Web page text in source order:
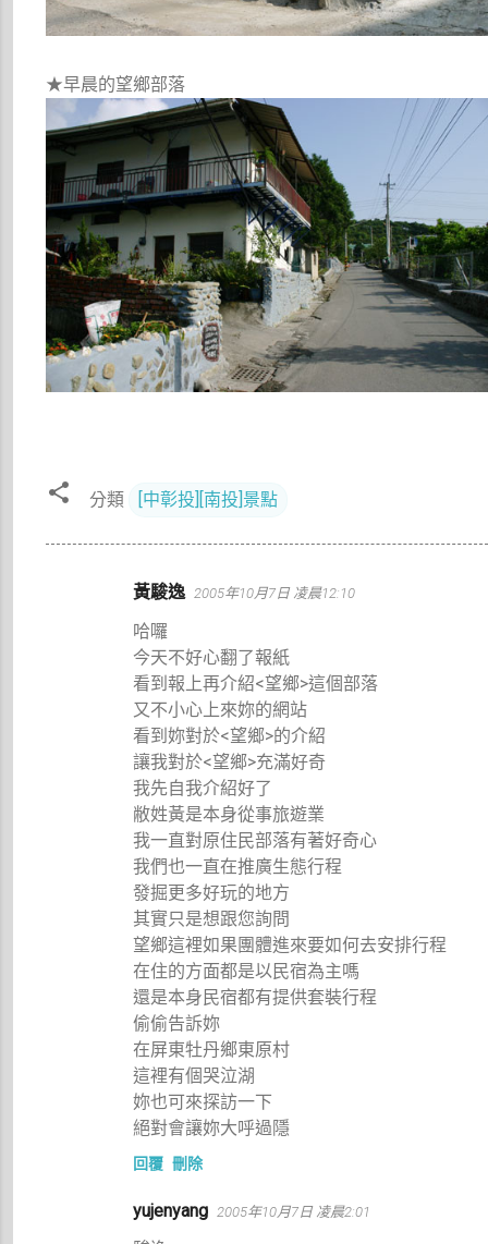
★早晨的望鄉部落
分類 [中彰投][南投]景點
黃駿逸 2005年10月7日 凌晨12:10
哈囉
今天不好心翻了報紙
看到報上再介紹<望鄉>這個部落
又不小心上來妳的網站
看到妳對於<望鄉>的介紹
讓我對於<望鄉>充滿好奇
我先自我介紹好了
敝姓黃是本身從事旅遊業
我一直對原住民部落有著好奇心
我們也一直在推廣生態行程
發掘更多好玩的地方
其實只是想跟您詢問
望鄉這裡如果團體進來要如何去安排行程
在住的方面都是以民宿為主嗎
還是本身民宿都有提供套裝行程
偷偷告訴妳
在屏東牡丹鄉東原村
這裡有個哭泣湖
妳也可來探訪一下
絕對會讓妳大呼過隱
回覆 刪除
yujenyang 2005年10月7日 凌晨2:01